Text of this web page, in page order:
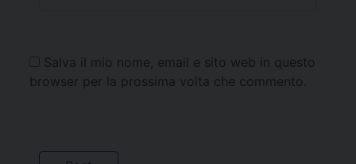
Salva il mio nome, email e sito web in questo
browser per la prossima volta che commento.